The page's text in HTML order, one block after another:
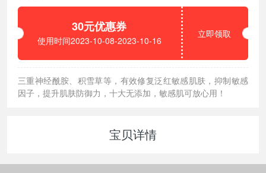
30元优惠券
使用时间2023-10-08-2023-10-16
立即领取
三重神经酰胺、积雪草等，有效修复泛红敏感肌肤，抑制敏感
因子，提升肌肤防御力，十大无添加，敏感肌可放心用！
宝贝详情